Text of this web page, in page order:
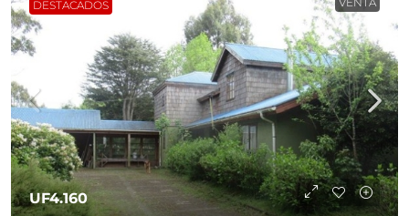
DESTACADOS
UF4.160